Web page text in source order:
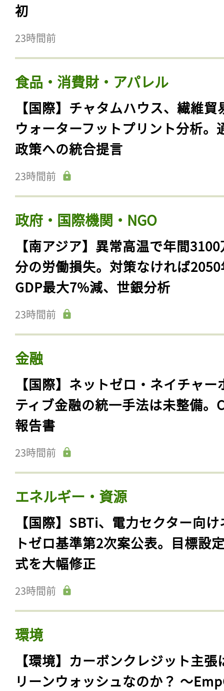
初
23時間前
食品・消費財・アパレル
【国際】チャタムハウス、繊維貿
ウォーターフットプリント分析。
政策への統合提言
23時間前
政府・国際機関・NGO
【南アジア】異常高温で年間
分の労働損失。対策なければ
GDP最大7%減、世銀分析
23時間前
金融
【国際】ネットゼロ・ネイチャー
ティブ金融の統一手法は未整備。
報告書
23時間前
エネルギー・資源
【国際】SBTi、電力セクター向
トゼロ基準第2次案公表。目標設
式を大幅修正
23時間前
環境
【環境】カーボンクレジット主張
リーンウォッシュなのか？ 〜